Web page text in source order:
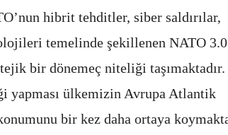
hibrit tehditler, siber saldırılar,
temelinde şekillenen NATO 3.0
bir dönemeç niteliği taşımaktadır.
yapması ülkemizin Avrupa Atlantik
bir kez daha ortaya